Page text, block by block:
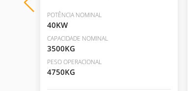
POTÊNCIA NOMINAL
40KW
CAPACIDADE NOMINAL
3500KG
PESO OPERACIONAL
4750KG